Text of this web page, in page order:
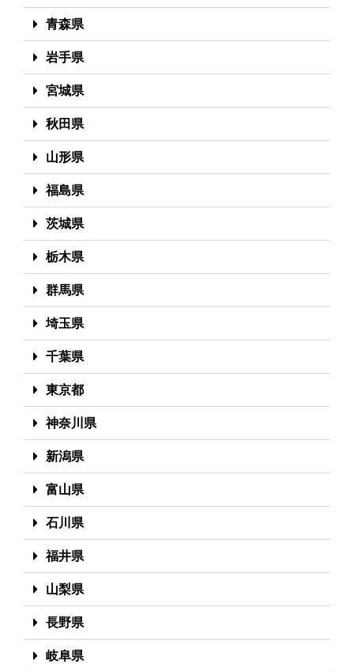
青森県
岩手県
宮城県
秋田県
山形県
福島県
茨城県
栃木県
群馬県
埼玉県
千葉県
東京都
神奈川県
新潟県
富山県
石川県
福井県
山梨県
長野県
岐阜県